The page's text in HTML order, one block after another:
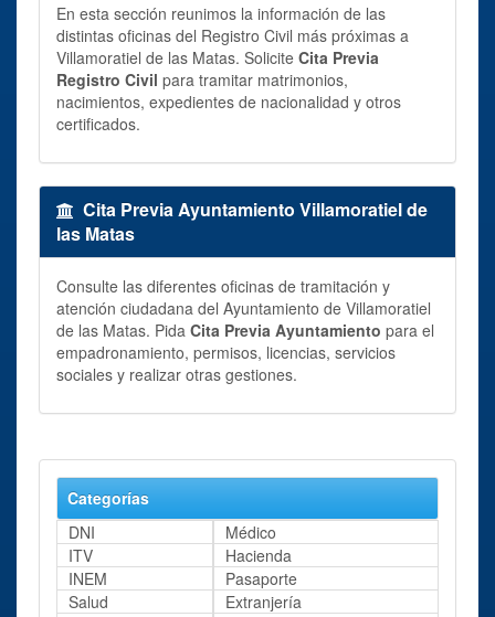
En esta sección reunimos la información de las
distintas oficinas del Registro Civil más próximas a
Villamoratiel de las Matas. Solicite Cita Previa
Registro Civil para tramitar matrimonios,
nacimientos, expedientes de nacionalidad y otros
certificados.
Cita Previa Ayuntamiento Villamoratiel de
las Matas
Consulte las diferentes oficinas de tramitación y
atención ciudadana del Ayuntamiento de Villamoratiel
de las Matas. Pida Cita Previa Ayuntamiento para el
empadronamiento, permisos, licencias, servicios
sociales y realizar otras gestiones.
Categorías
DNI
Médico
ITV
Hacienda
INEM
Pasaporte
Salud
Extranjería